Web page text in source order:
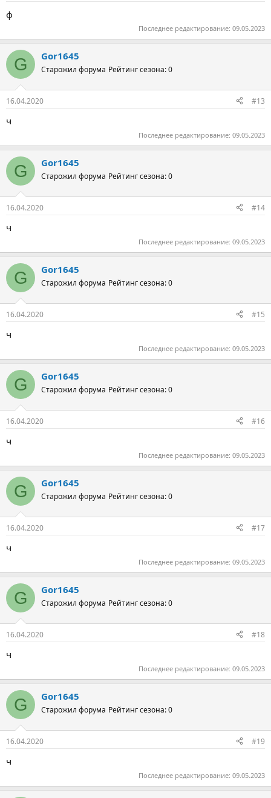
ф
Последнее редактирование: 09.05.2023
G Gor1645
Старожил форума Рейтинг сезона: 0
16.04.2020 #13
ч
Последнее редактирование: 09.05.2023
G Gor1645
Старожил форума Рейтинг сезона: 0
16.04.2020 #14
ч
Последнее редактирование: 09.05.2023
G Gor1645
Старожил форума Рейтинг сезона: 0
16.04.2020 #15
ч
Последнее редактирование: 09.05.2023
G Gor1645
Старожил форума Рейтинг сезона: 0
16.04.2020 #16
ч
Последнее редактирование: 09.05.2023
G Gor1645
Старожил форума Рейтинг сезона: 0
16.04.2020 #17
ч
Последнее редактирование: 09.05.2023
G Gor1645
Старожил форума Рейтинг сезона: 0
16.04.2020 #18
ч
Последнее редактирование: 09.05.2023
G Gor1645
Старожил форума Рейтинг сезона: 0
16.04.2020 #19
ч
Последнее редактирование: 09.05.2023